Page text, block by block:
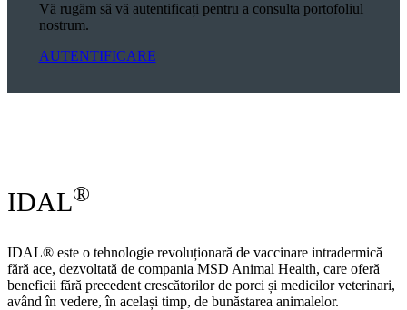
Vă rugăm să vă autentificați pentru a consulta portofoliul
nostrum.
AUTENTIFICARE
IDAL®
IDAL® este o tehnologie revoluționară de vaccinare intradermică
fără ace, dezvoltată de compania MSD Animal Health, care oferă
beneficii fără precedent crescătorilor de porci și medicilor veterinari,
având în vedere, în același timp, de bunăstarea animalelor.